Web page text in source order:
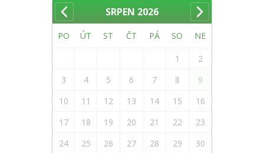
SRPEN 2026
PO ÚT ST ČT PÁ SO NE
1
2
3
4 5 6 7 8
9
10
11 12 13 14 15
16
17
18 19 20 21 22
23
24
25 26 27 28 29
30